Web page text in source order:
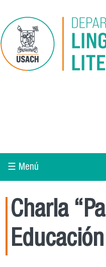
☰ Menú
Charla